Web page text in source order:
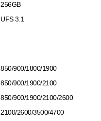
256GB
UFS 3.1
850/900/1800/1900
850/900/1900/2100
850/900/1900/2100/2600
2100/2600/3500/4700